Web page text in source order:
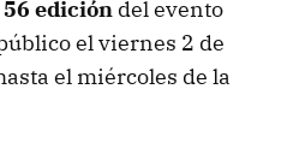
56 edición del evento
el viernes 2 de
el miércoles de la